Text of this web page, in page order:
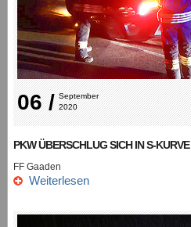
06 / September
2020
PKW ÜBERSCHLUG SICH IN S-KURVE
FF Gaaden
Weiterlesen